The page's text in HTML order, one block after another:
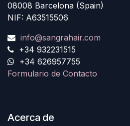
08008 Barcelona (Spain)
NIF: A63515506
info@sangrahair.com
+34 932231515
+34 626957755
Formulario de Contacto
Acerca de